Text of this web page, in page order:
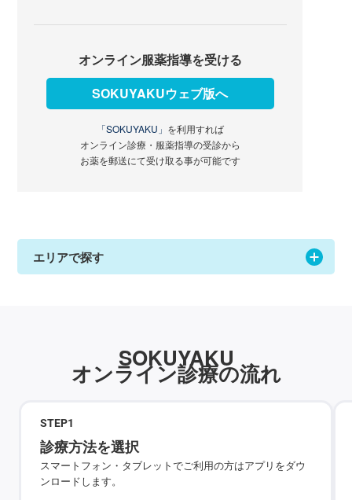
オンライン服薬指導を受ける
SOKUYAKUウェブ版へ
「SOKUYAKU」 を利用すれば
オンライン診療・服薬指導の受診から
お薬を郵送にて受け取る事が可能です
エリアで探す
SOKUYAKU
オンライン診療の流れ
STEP1
診療方法を選択
スマートフォン・タブレットでご利用の方はアプリをダウ
ンロードします。